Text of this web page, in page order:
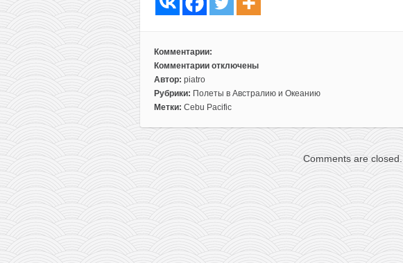
Комментарии:
Комментарии
к
записи
Распродажа
Pacific:
билеты
Азии
от
11$
отключены
Автор: piatro
Рубрики: Полеты в Австралию и Океанию
Метки: Cebu Pacific
Comments are closed.